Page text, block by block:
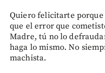
Quiero felicitarte
que el error que
Madre, tú no lo
haga lo mismo. No
machista.